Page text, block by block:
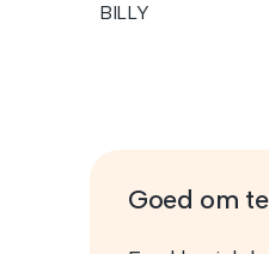
BILLY
Goed om